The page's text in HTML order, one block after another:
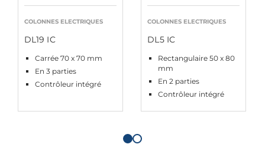
COLONNES ELECTRIQUES
DL19 IC
Carrée 70 x 70 mm
En 3 parties
Contrôleur intégré
COLONNES ELECTRIQUES
DL5 IC
Rectangulaire 50 x 80
mm
En 2 parties
Contrôleur intégré